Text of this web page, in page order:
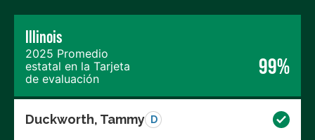
Illinois
2025 Promedio
estatal en la Tarjeta
de evaluación
99%
Duckworth, Tammy D